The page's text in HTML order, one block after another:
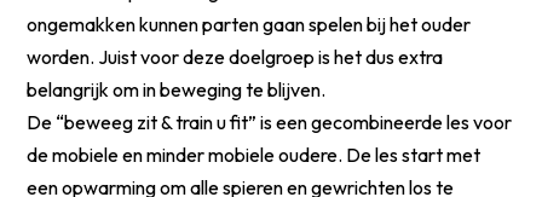
ongemakken kunnen parten gaan spelen bij het ouder
worden. Juist voor deze doelgroep is het dus extra
belangrijk om in beweging te blijven.
De “beweeg zit & train u fit” is een gecombineerde les voor
de mobiele en minder mobiele oudere. De les start met
een opwarming om alle spieren en gewrichten los te